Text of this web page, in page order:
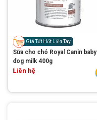
spa cho thú cưng
CHÍNH SÁCH
Giá Tốt Hốt Liền Tay
Sữa cho chó Royal Canin baby
dog milk 400g
Liên hệ